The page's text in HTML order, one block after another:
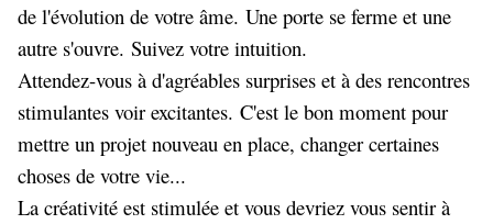
de l'évolution de votre âme. Une porte se ferme et une
autre s'ouvre. Suivez votre intuition.
Attendez-vous à d'agréables surprises et à des rencontres
stimulantes voir excitantes. C'est le bon moment pour
mettre un projet nouveau en place, changer certaines
choses de votre vie...
La créativité est stimulée et vous devriez vous sentir à